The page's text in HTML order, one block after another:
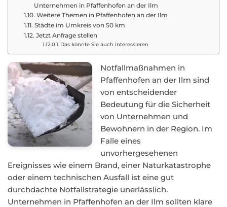
Unternehmen in Pfaffenhofen an der Ilm
Weitere Themen in Pfaffenhofen an der Ilm
Städte im Umkreis von 50 km
Jetzt Anfrage stellen
Das könnte Sie auch interessieren
Notfallmaßnahmen in
Pfaffenhofen an der Ilm sind
von entscheidender
Bedeutung für die Sicherheit
von Unternehmen und
Bewohnern in der Region. Im
Falle eines
unvorhergesehenen
Ereignisses wie einem Brand, einer Naturkatastrophe
oder einem technischen Ausfall ist eine gut
durchdachte Notfallstrategie unerlässlich.
Unternehmen in Pfaffenhofen an der Ilm sollten klare